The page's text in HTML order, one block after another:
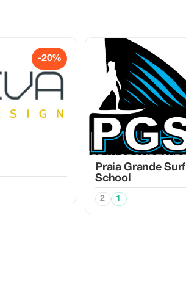
-20%
Praia Grande Surf
School
2 1